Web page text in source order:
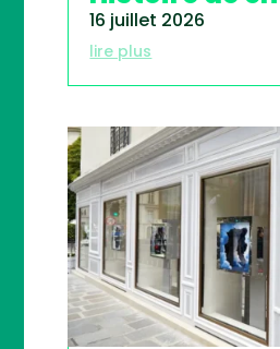
16 juillet 2026
lire plus